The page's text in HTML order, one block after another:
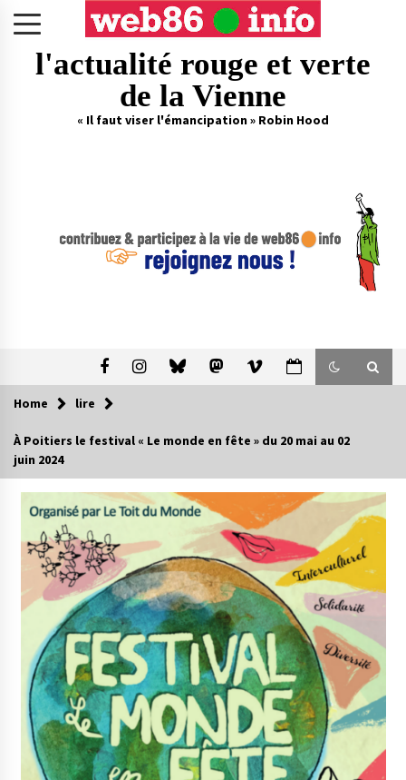
l'actualité rouge et verte
de la Vienne
« Il faut viser l'émancipation » Robin Hood
Home lire
À Poitiers le festival « Le monde en fête » du 20 mai au 02
juin 2024